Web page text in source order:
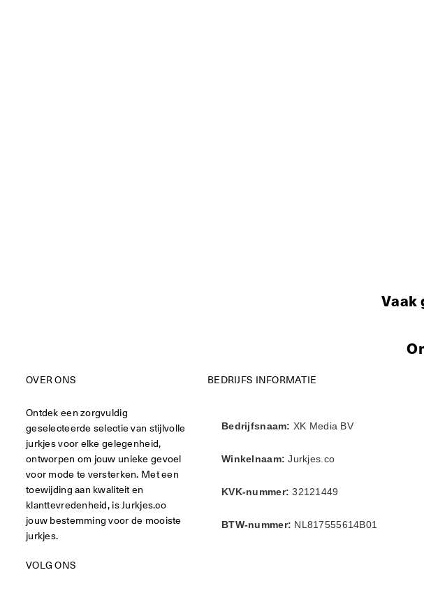
Vaak
OVER ONS
Ontdek een zorgvuldig
geselecteerde selectie van stijlvolle
jurkjes voor elke gelegenheid,
ontworpen om jouw unieke gevoel
voor mode te versterken. Met een
toewijding aan kwaliteit en
klanttevredenheid, is Jurkjes.co
jouw bestemming voor de mooiste
jurkjes.
VOLG ONS
BEDRIJFS INFORMATIE
Bedrijfsnaam: XK Media BV
Winkelnaam: Jurkjes.co
KVK-nummer: 32121449
BTW-nummer: NL817555614B01